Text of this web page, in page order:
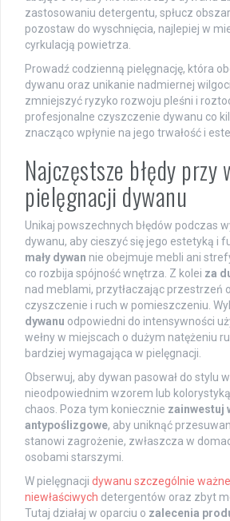
zastosowaniu detergentu, spłucz
pozostaw do wyschnięcia, najlepiej w
cyrkulacją powietrza.
Prowadź codzienną pielęgnację, która
dywanu oraz unikanie nadmiernej
zmniejszyć ryzyko rozwoju pleśni i
profesjonalne czyszczenie dywanu co
znacząco wpłynie na jego trwałość i
Najczęstsze błędy przy
pielęgnacji dywanu
Unikaj powszechnych błędów podczas
dywanu, aby cieszyć się jego estetyką i
mały dywan nie obejmuje mebli ani
co rozbija spójność wnętrza. Z kolei za
nad meblami, przytłaczając przestrzeń
czyszczenie i ruch w pomieszczeniu.
dywanu odpowiedni do intensywności
wełny w miejscach o dużym natężeniu
bardziej wymagająca w pielęgnacji.
Obserwuj, aby dywan pasował do stylu
nieodpowiednim wzorem lub
chaos. Poza tym koniecznie zainwestuj
antypoślizgowe, aby uniknąć
stanowi zagrożenie, zwłaszcza w
osobami starszymi.
W pielęgnacji dywanu szczególnie
niewłaściwych detergentów oraz zbyt
Tutaj działaj w oparciu o zalecenia